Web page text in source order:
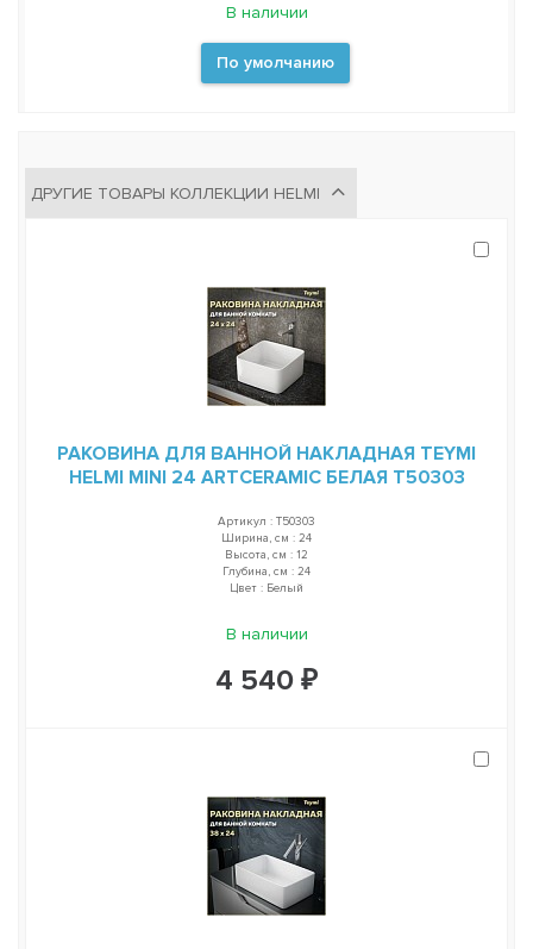
В наличии
По умолчанию
ДРУГИЕ ТОВАРЫ КОЛЛЕКЦИИ HELMI
РАКОВИНА ДЛЯ ВАННОЙ НАКЛАДНАЯ TEYMI
HELMI MINI 24 ARTCERAMIC БЕЛАЯ T50303
Артикул : T50303
Ширина, см : 24
Высота, см : 12
Глубина, см : 24
Цвет : Белый
В наличии
4 540 ₽